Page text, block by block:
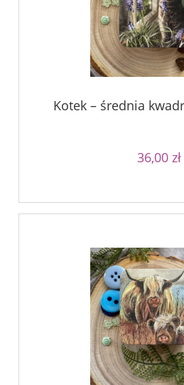
Kotek – średnia
36,00 zł